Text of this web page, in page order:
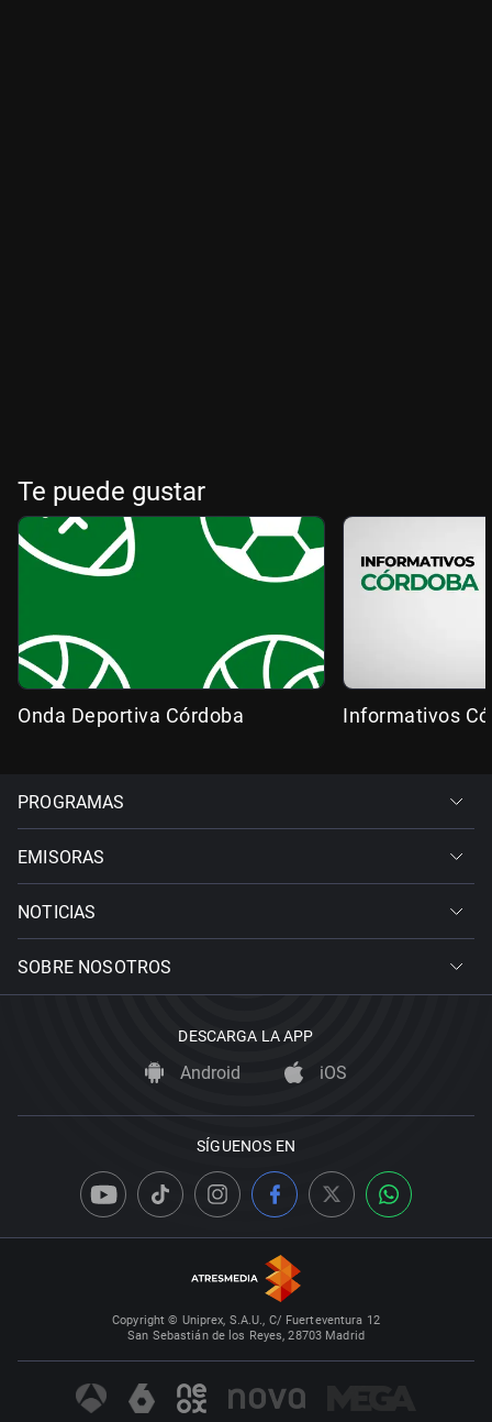
Te puede gustar
Onda Deportiva Córdoba Informativos
PROGRAMAS
EMISORAS
NOTICIAS
SOBRE NOSOTROS
DESCARGA LA APP
Android iOS
SÍGUENOS EN
Copyright © Uniprex, S.A.U., C/ Fuerteventura 12
San Sebastián de los Reyes, 28703 Madrid